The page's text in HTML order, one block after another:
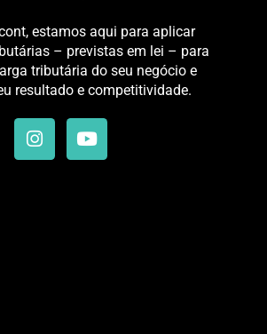
estamos aqui para aplicar
– previstas em lei – para
tributária do seu negócio e
resultado e competitividade.